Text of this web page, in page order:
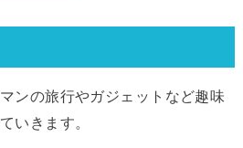
ンの旅行やガジェットなど趣味
いきます。